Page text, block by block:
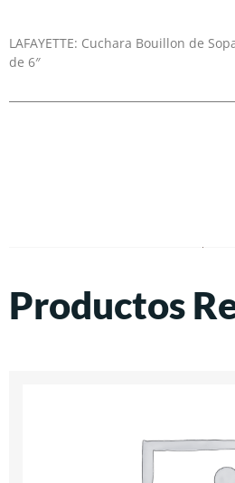
LAFAYETTE: Cuchara Bouillon de
de 6″
Productos